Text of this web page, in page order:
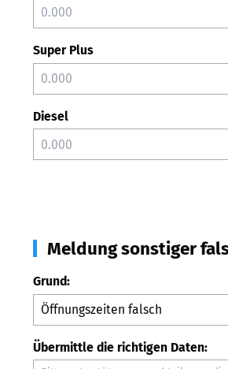
Super Plus
Diesel
Meldung sonstiger
Grund:
Übermittle die richtigen Daten: